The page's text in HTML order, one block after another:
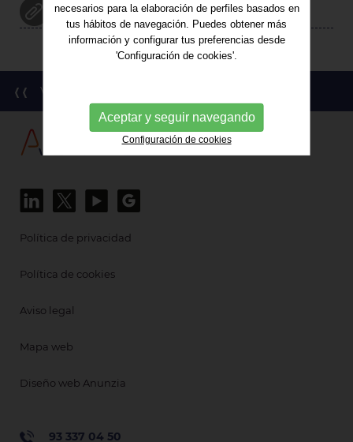
GREEN LEAF 2025
Volver al listado
Política de privacidad
Política de cookies
Aviso legal
Mapa web
Diseño web Anunzia
93 337 04 50
necesarios para la elaboración de perfiles basados en
tus hábitos de navegación. Puedes obtener más
información y configurar tus preferencias desde
'Configuración de cookies'.
Aceptar y seguir navegando
Configuración de cookies